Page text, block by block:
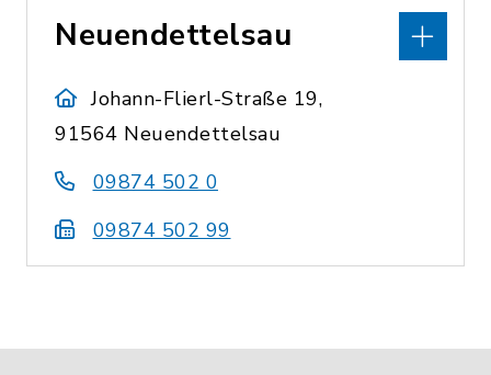
Neuendettelsau
Johann-Flierl-Straße 19,
91564 Neuendettelsau
09874 502 0
09874 502 99